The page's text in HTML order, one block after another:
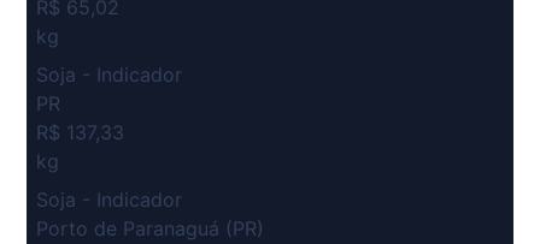
R$ 65,02
kg
Soja - Indicador
PR
R$ 137,33
kg
Soja - Indicador
Porto de Paranaguá (PR)